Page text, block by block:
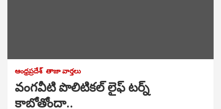
ఆంధ్రప్రదేశ్ తాజా వార్తలు
వంగవీటి పొలిటికల్ లైఫ్ టర్న్
కాబోతోందా..